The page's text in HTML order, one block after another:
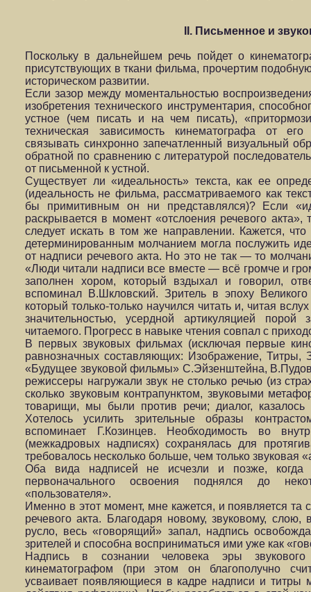
II. Письменное и
Поскольку в дальнейшем речь пойдет о
присутствующих в ткани фильма, прочертим
историческом развитии.
Если зазор между моментальностью
изобретения технического инструментария,
устное (чем писать и на чем писать),
техническая зависимость кинематографа от его
связывать синхронно запечатленный визуальный
обратной по сравнению с литературой
от письменной к устной.
Существует ли «идеальность» текста, как ее
(идеальность не фильма, рассматриваемого как
бы примитивным он ни представлялся)? Если
раскрывается в момент «отслоения речевого
следует искать в том же направлении. Кажется,
детерминированным молчанием могла послужить
от надписи речевого акта. Но это не так — то
«Люди читали надписи все вместе — всё громче и
заполнен хором, который вздыхал и говорил,
вспоминал В.Шкловский. Зритель в эпоху
который только-только научился читать и, читая
значительностью, усердной артикуляцией
читаемого. Прогресс в навыке чтения совпал с
В первых звуковых фильмах (исключая первые
равнозначных составляющих: Изображение, Титры,
«Будущее звуковой фильмы» С.Эйзенштейна,
режиссеры нагружали звук не столько речью (из
сколько звуковым контрапунктом, звуковыми
товарищи, мы были против речи; диалог,
Хотелось усилить зрительные образы
вспоминает Г.Козинцев. Необходимость во
(межкадровых надписях) сохранялась для
требовалось несколько больше, чем только звуковая
Оба вида надписей не исчезли и позже, когда
первоначального освоения поднялся до
«пользователя».
Именно в этот момент, мне кажется, и появляется та
речевого акта. Благодаря новому, звуковому, слою,
русло, весь «говорящий» запал, надпись
зрителей и способна восприниматься ими уже как
Надпись в сознании человека эры
кинематографом (при этом он благополучно
усваивает появляющиеся в кадре надписи и титры